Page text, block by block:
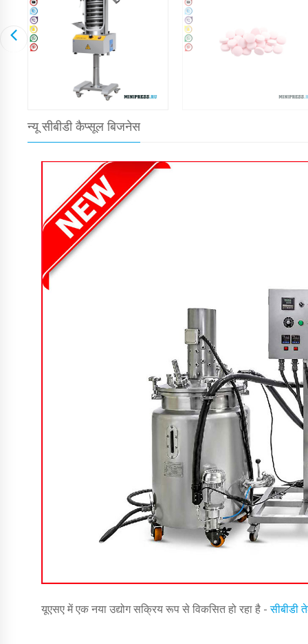
न्यू सीबीडी कैप्सूल बिजनेस
यूएसए में एक नया उद्योग सक्रिय रूप से विकसित हो रहा है -सीबीडी